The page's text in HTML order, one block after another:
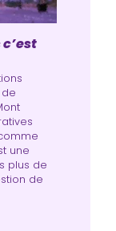
une
plus de
de